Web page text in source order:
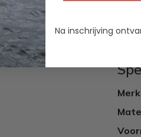
Merk
Na inschrijving